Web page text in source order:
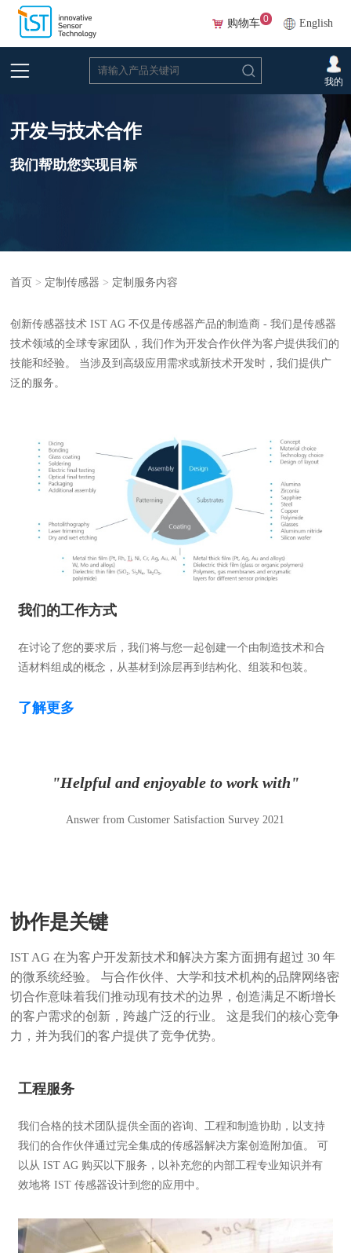
English
购物车 0
我的
开发与技术合作
我们帮助您实现目标
首页 > 定制传感器 > 定制服务内容
创新传感器技术 IST AG 不仅是传感器产品的制造商 - 我们是传感器
技术领域的全球专家团队，我们作为开发合作伙伴为客户提供我们的
技能和经验。 当涉及到高级应用需求或新技术开发时，我们提供广
泛的服务。
我们的工作方式
在讨论了您的要求后，我们将与您一起创建一个由制造技术和合
适材料组成的概念，从基材到涂层再到结构化、组装和包装。
了解更多
"Helpful and enjoyable to work with"
Answer from Customer Satisfaction Survey 2021
协作是关键
IST AG 在为客户开发新技术和解决方案方面拥有超过 30 年
的微系统经验。 与合作伙伴、大学和技术机构的品牌网络密
切合作意味着我们推动现有技术的边界，创造满足不断增长
的客户需求的创新，跨越广泛的行业。 这是我们的核心竞争
力，并为我们的客户提供了竞争优势。
工程服务
我们合格的技术团队提供全面的咨询、工程和制造协助，以支持
我们的合作伙伴通过完全集成的传感器解决方案创造附加值。 可
以从 IST AG 购买以下服务，以补充您的内部工程专业知识并有
效地将 IST 传感器设计到您的应用中。